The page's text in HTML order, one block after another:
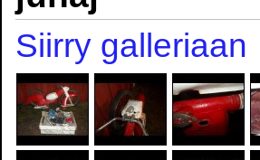
Siirry galleriaan